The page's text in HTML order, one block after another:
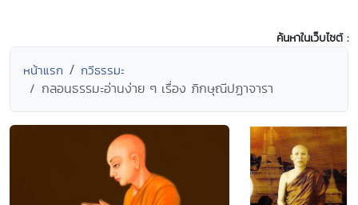
ค้นหาในเว็บไซต์ :
หน้าแรก กวีธรรมะ
กลอนธรรมะอ่านง่าย ๆ เรื่อง ภิกษุณีปฏาจารา